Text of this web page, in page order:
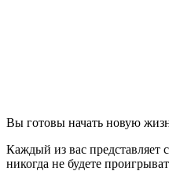
Вы готовы начать новую
Каждый из вас представляет
никогда не будете